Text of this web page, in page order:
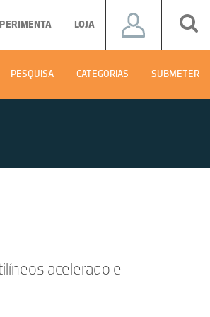
LOJA
PESQUISA CATEGORIAS SUBMETER
acelerado e